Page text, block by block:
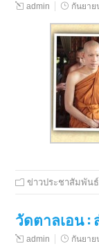
admin กันยาย
ข่าวประชาสัมพันธ์
วัดตาลเอน
admin กันยาย